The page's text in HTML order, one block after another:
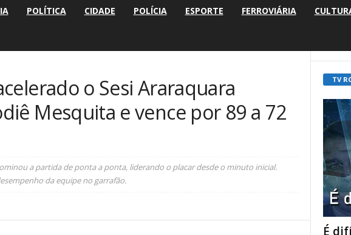
POLÍTICA CIDADE POLÍCIA ESPORTE FERROVIÁRIA
o Sesi Araraquara
Mesquita e vence por 89 a 72
a partida de ponta a ponta, liderando o placar desde o minuto inicial.
da equipe no garrafão.
TV
É